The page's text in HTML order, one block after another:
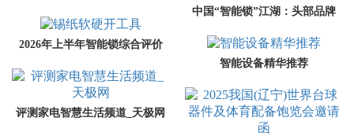
领智能锁行业突破
2026年上半年智能锁综合评价
TOP6：哪些品牌值得推荐？
评测家电智慧生活频道_天极网
中国“智能锁”江湖：头部品牌
冲出智能锁产品价格全公开
智能设备精华推荐